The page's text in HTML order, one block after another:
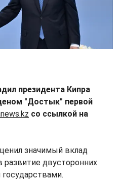
президента Кипра
"Достык" первой
со ссылкой на
значимый вклад
развитие двусторонних